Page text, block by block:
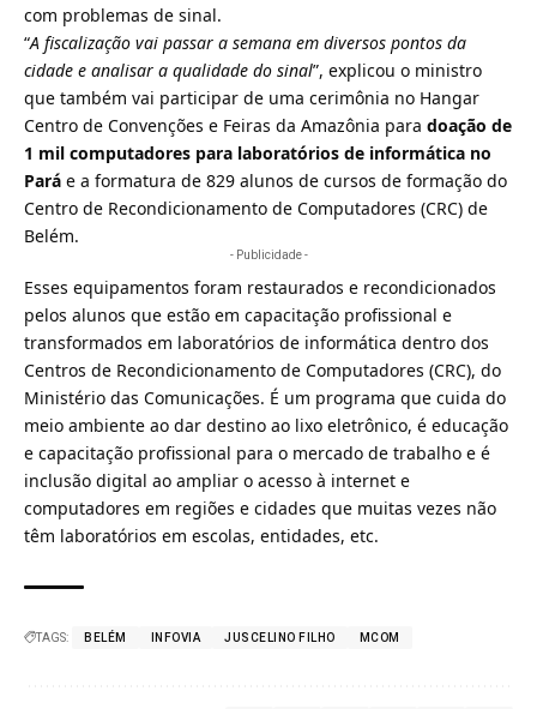
com problemas de sinal.
“A fiscalização vai passar a semana em diversos pontos da
cidade e analisar a qualidade do sinal”, explicou o ministro
que também vai participar de uma cerimônia no Hangar
Centro de Convenções e Feiras da Amazônia para doação de
1 mil computadores para laboratórios de informática no
Pará e a formatura de 829 alunos de cursos de formação do
Centro de Recondicionamento de Computadores (CRC) de
Belém.
- Publicidade -
Esses equipamentos foram restaurados e recondicionados
pelos alunos que estão em capacitação profissional e
transformados em laboratórios de informática dentro dos
Centros de Recondicionamento de Computadores (CRC), do
Ministério das Comunicações. É um programa que cuida do
meio ambiente ao dar destino ao lixo eletrônico, é educação
e capacitação profissional para o mercado de trabalho e é
inclusão digital ao ampliar o acesso à internet e
computadores em regiões e cidades que muitas vezes não
têm laboratórios em escolas, entidades, etc.
TAGS: BELÉM INFOVIA JUSCELINO FILHO MCOM